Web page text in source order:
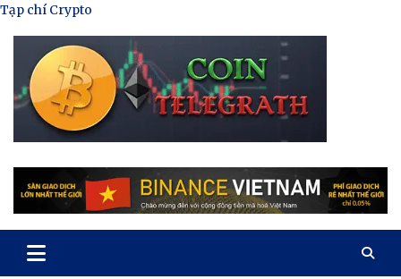
Skip
content
Tạp chí Crypto
Tạp Chí Tiền Mã Hóa